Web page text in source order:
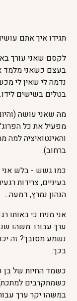
תגידו איך אתם
לקסם שאני עורך
בעצם כשאני מלמד
נדמה לי שאין לי
בטלים בשישים לידו.
מה שאני עושה
מפעיל את כל
והאינטואיציה למה
ברחוב).
כמו גשש - בלש אני
בעיניים, צרידות
הנהון נמרץ, דמעה...
אני מניח כי באותו
ערך עבורו. משהו
נשמע מסובך? זה
בכך.
כשמד החיות של בן
כשמתקרבים למתכת)
במשהו יקר ערך